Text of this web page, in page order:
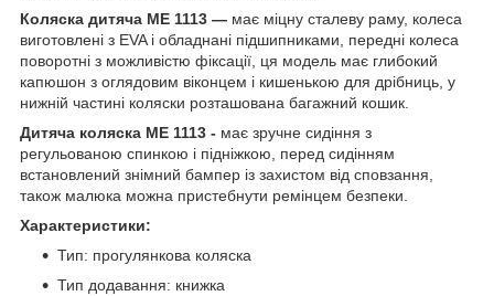
Коляска дитяча ME 1113 — має міцну сталеву раму, колеса
виготовлені з EVA і обладнані підшипниками, передні колеса
поворотні з можливістю фіксації, ця модель має глибокий
капюшон з оглядовим віконцем і кишенькою для дрібниць, у
нижній частині коляски розташована багажний кошик.
Дитяча коляска ME 1113 - має зручне сидіння з
регульованою спинкою і підніжкою, перед сидінням
встановлений знімний бампер із захистом від сповзання,
також малюка можна пристебнути ремінцем безпеки.
Характеристики:
Тип: прогулянкова коляска
Тип додавання: книжка